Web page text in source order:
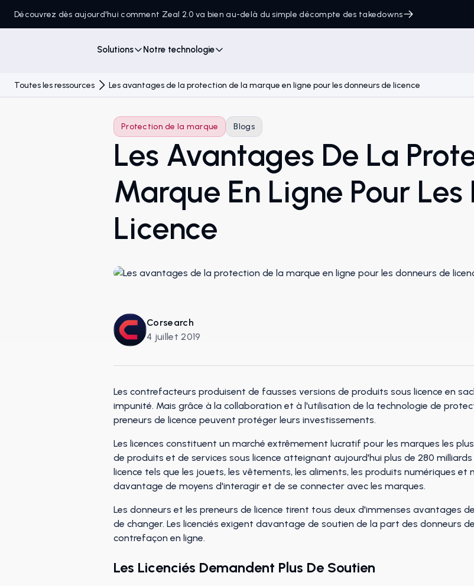
Découvrez dès aujourd'hui comment Zeal 2.0 va bien au-delà du simple décompte des takedowns
Solutions Notre technologie
Toutes les ressources Les avantages de la protection de la marque en ligne pour les donneurs de licence
Protection de la marque Blogs
Les Avantages De La
Marque En Ligne Pour Les
Licence
Corsearch
4 juillet 2019
Les contrefacteurs produisent de fausses versions de produits sous licence en
impunité. Mais grâce à la collaboration et à l'utilisation de la technologie de
preneurs de licence peuvent protéger leurs investissements.
Les licences constituent un marché extrêmement lucratif pour les marques les
de produits et de services sous licence atteignant aujourd'hui plus de 280 milliards
licence tels que les jouets, les vêtements, les aliments, les produits numériques
davantage de moyens d'interagir et de se connecter avec les marques.
Les donneurs et les preneurs de licence tirent tous deux d'immenses avantages
de changer. Les licenciés exigent davantage de soutien de la part des donneurs
contrefaçon en ligne.
Les Licenciés Demandent Plus De Soutien